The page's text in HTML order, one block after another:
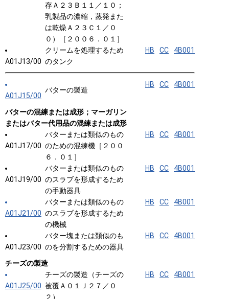
存Ａ２３Ｂ１１／１０；
乳製品の濃縮，蒸発また
は乾燥Ａ２３Ｃ１／０
０）［２００６．０１］
A01J13/00
クリームを処理するため
のタンク
HB CC 4B001
A01J15/00
バターの製造
HB CC 4B001
バターの混練または成形；マーガリン
またはバター代用品の混練または成形
A01J17/00
バターまたは類似のもの
のための混練機［２００
６．０１］
HB CC 4B001
A01J19/00
バターまたは類似のもの
のスラブを形成するため
の手動器具
HB CC 4B001
A01J21/00
バターまたは類似のもの
のスラブを形成するため
の機械
HB CC 4B001
A01J23/00
バター塊または類似のも
のを分割するための器具
HB CC 4B001
チーズの製造
A01J25/00
チーズの製造（チーズの
被覆Ａ０１Ｊ２７／０
２）
HB CC 4B001